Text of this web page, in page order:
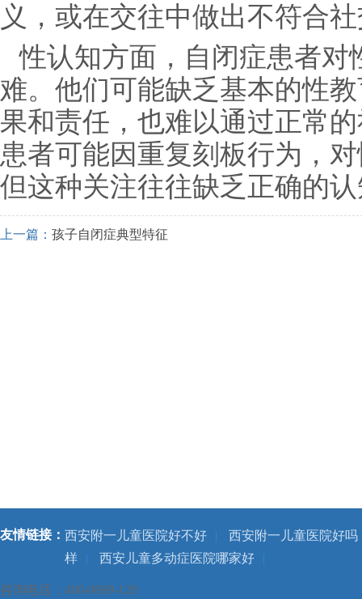
义，或在交往中做出不符合
性认知方面，自闭症患者
难。他们可能缺乏基本的性
果和责任，也难以通过正常
患者可能因重复刻板行为，
但这种关注往往缺乏正确的
上一篇： 孩子自闭症典型特征
友情链接： 西安附一儿童医院好不好 |
西安附一儿童医院好吗
样
| 西安儿童多动症医院哪家好 |
咨询电话：400-8699-120